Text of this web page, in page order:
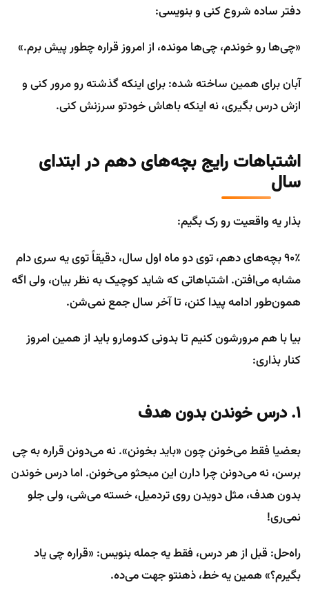
دفتر ساده شروع کنی و بنویسی:
«چی‌ها رو خوندم، چی‌ها مونده، از امروز قراره چطور پیش برم.»
آبان برای همین ساخته شده: برای اینکه گذشته رو مرور کنی و
ازش درس بگیری، نه اینکه باهاش خودتو سرزنش کنی.
اشتباهات رایج بچه‌های دهم در ابتدای
سال
بذار یه واقعیت رو رک بگیم:
۹۰٪ بچه‌های دهم، توی دو ماه اول سال، دقیقاً توی یه سری دام
مشابه می‌افتن. اشتباهاتی که شاید کوچیک به نظر بیان، ولی اگه
همون‌طور ادامه پیدا کنن، تا آخر سال جمع نمی‌شن.
بیا با هم مرورشون کنیم تا بدونی کدومارو باید از همین امروز
کنار بذاری:
۱. درس خوندن بدون هدف
بعضیا فقط می‌خونن چون «باید بخونن». نه می‌دونن قراره به چی
برسن، نه می‌دونن چرا دارن این مبحثو می‌خونن. اما درس خوندن
بدون هدف، مثل دویدن روی تردمیل، خسته می‌شی، ولی جلو
نمی‌ری!
راه‌حل: قبل از هر درس، فقط یه جمله بنویس: «قراره چی یاد
بگیرم؟» همین یه خط، ذهنتو جهت می‌ده.